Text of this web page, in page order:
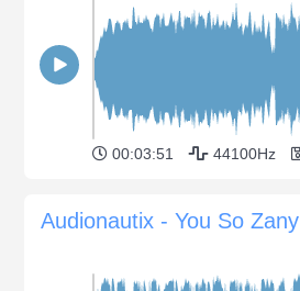
00:03:51 44100Hz
Audionautix - You So Zany